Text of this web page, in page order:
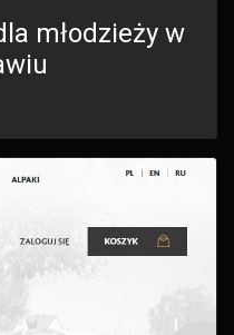
młodzieży w